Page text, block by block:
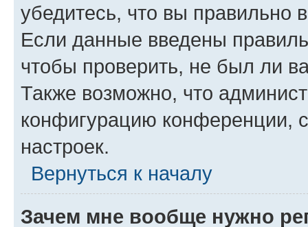
убедитесь, что вы правильно
Если данные введены
чтобы проверить, не был ли
Также возможно, что
конфигурацию конференции,
настроек.
Вернуться к началу
Зачем мне вообще нужно